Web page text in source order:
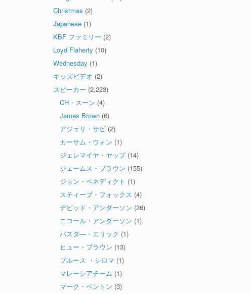
Christmas (2)
Japanese (1)
KBF ファミリー (2)
Loyd Flaherty (10)
Wednesday (1)
キッズビデオ (2)
スピーカー (2,223)
CH・スーン (4)
James Brown (6)
アジェリ・サビ (2)
カーサム・ウォン (1)
ジェレマイヤ・ヤップ(14)
ジェームス・ブラウン (155)
ジョン・ベネディクト (1)
スティーブ・フォックス (4)
デビッド・アンダーソン (26)
ニコール・アンダーソン (1)
パスタ―・エリック (1)
ヒュー・ブラウン (13)
ブルース ・シロマ (1)
マレーシアチーム (1)
マーク・ベントン (3)